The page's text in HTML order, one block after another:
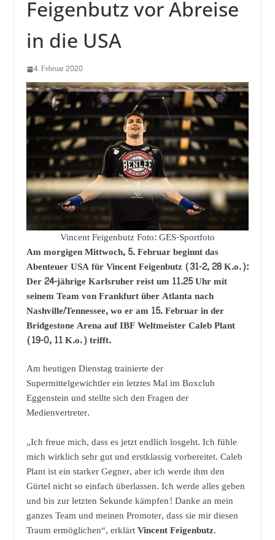
Feigenbutz vor Abreise
in die USA
4. Februar 2020
Vincent Feigenbutz Foto: GES-Sportfoto
Am morgigen Mittwoch, 5. Februar beginnt das
Abenteuer USA für Vincent Feigenbutz (31-2, 28 K.o.):
Der 24-jährige Karlsruher reist um 11.25 Uhr mit
seinem Team von Frankfurt über Atlanta nach
Nashville/Tennessee, wo er am 15. Februar in der
Bridgestone Arena auf IBF Weltmeister Caleb Plant
(19-0, 11 K.o.) trifft.
Am heutigen Dienstag trainierte der
Supermittelgewichtler ein letztes Mal im Boxclub
Eggenstein und stellte sich den Fragen der
Medienvertreter.
„Ich freue mich, dass es jetzt endlich losgeht. Ich fühle
mich wirklich sehr gut und erstklassig vorbereitet. Caleb
Plant ist ein starker Gegner, aber ich werde ihm den
Gürtel nicht so einfach überlassen. Ich werde alles geben
und bis zur letzten Sekunde kämpfen! Danke an mein
ganzes Team und meinen Promoter, dass sie mir diesen
Traum ermöglichen“, erklärtVincent Feigenbutz.